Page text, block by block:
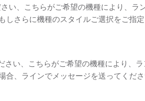
い、こちらがご希望の機種により、ラ
さらに機種のスタイルご選択をご指
い、こちらがご希望の機種により、
合、ラインでメッセージを送ってくだ